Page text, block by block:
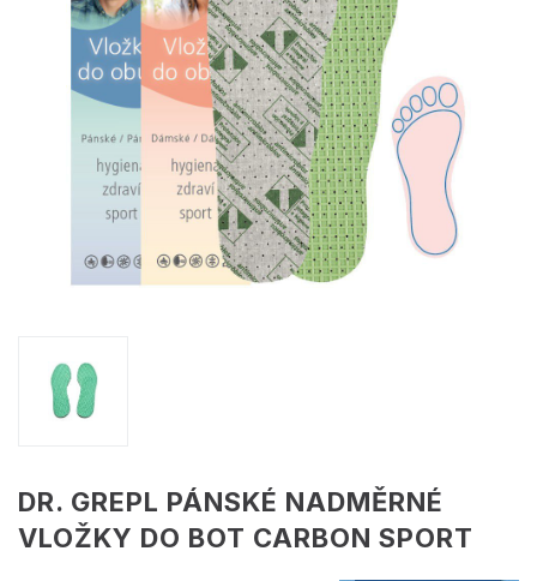
DR. GREPL PÁNSKÉ NADMĚRNÉ
VLOŽKY DO BOT CARBON SPORT